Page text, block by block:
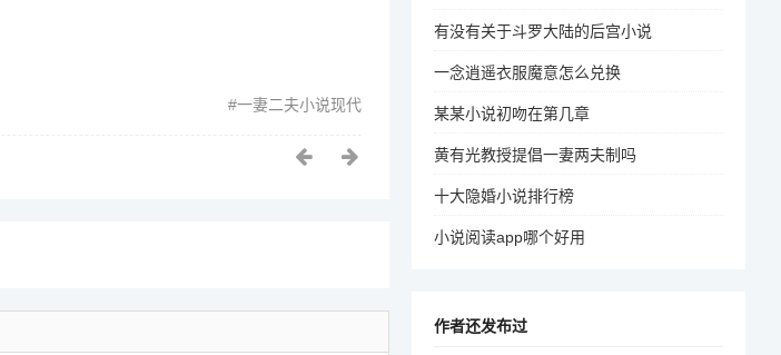
一妻二夫小说现代
有没有关于斗罗大陆的后宫小说
一念逍遥衣服魔意怎么兑换
某某小说初吻在第几章
黄有光教授提倡一妻两夫制吗
十大隐婚小说排行榜
小说阅读app哪个好用
作者还发布过